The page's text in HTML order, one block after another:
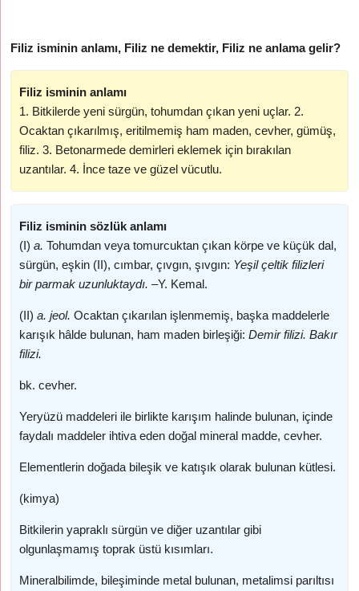
Filiz isminin anlamı, Filiz ne demektir, Filiz ne anlama gelir?
Filiz isminin anlamı
1. Bitkilerde yeni sürgün, tohumdan çıkan yeni uçlar. 2.
Ocaktan çıkarılmış, eritilmemiş ham maden, cevher, gümüş,
filiz. 3. Betonarmede demirleri eklemek için bırakılan
uzantılar. 4. İnce taze ve güzel vücutlu.
Filiz isminin sözlük anlamı
(I)a. Tohumdan veya tomurcuktan çıkan körpe ve küçük dal,
sürgün, eşkin (II), cımbar, çıvgın, şıvgın: Yeşil çeltik filizleri
bir parmak uzunluktaydı. –Y. Kemal.
(II)a. jeol. Ocaktan çıkarılan işlenmemiş, başka maddelerle
karışık hâlde bulunan, ham maden birleşiği: Demir filizi. Bakır
filizi.
bk. cevher.
Yeryüzü maddeleri ile birlikte karışım halinde bulunan, içinde
faydalı maddeler ihtiva eden doğal mineral madde, cevher.
Elementlerin doğada bileşik ve katışık olarak bulunan kütlesi.
(kimya)
Bitkilerin yapraklı sürgün ve diğer uzantılar gibi
olgunlaşmamış toprak üstü kısımları.
Mineralbilimde, bileşiminde metal bulunan, metalimsi parıltısı